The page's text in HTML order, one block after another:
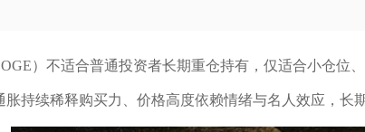
）不适合普通投资者长期重仓持有，仅适合小仓位
持续稀释购买力、价格高度依赖情绪与名人效应，长